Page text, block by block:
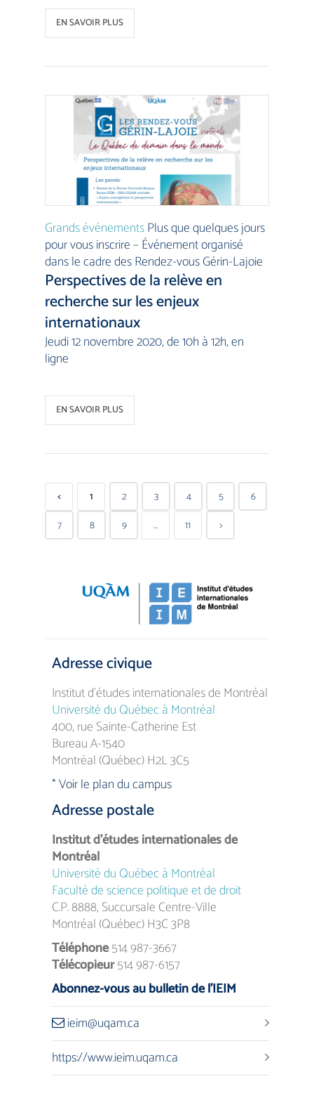
EN SAVOIR PLUS
Grands événementsPlus que quelques jours
pour vous inscrire – Événement organisé
dans le cadre des Rendez-vous Gérin-Lajoie
Perspectives de la relève en
recherche sur les enjeux
internationaux
Jeudi 12 novembre 2020, de 10h à 12h, en
ligne
EN SAVOIR PLUS
< 1 2 3 4 5
6
7
8 9 ... 11 >
Adresse civique
Institut d’études internationales de Montréal
Université du Québec à Montréal
400, rue Sainte-Catherine Est
Bureau A-1540
Montréal (Québec) H2L 3C5
* Voir le plan du campus
Adresse postale
Institut d’études internationales de
Montréal
Université du Québec à Montréal
Faculté de science politique et de droit
C.P. 8888, Succursale Centre-Ville
Montréal (Québec) H3C 3P8
Téléphone514 987-3667
Télécopieur514 987-6157
Abonnez-vous au bulletin de l’IEIM
ieim@uqam.ca
https://www.ieim.uqam.ca